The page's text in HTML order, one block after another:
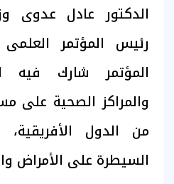
الدكتور عادل عدوى
رئيس المؤتمر
المؤتمر شارك فيه
والمراكز الصحية على
من الدول
السيطرة على الأمراض